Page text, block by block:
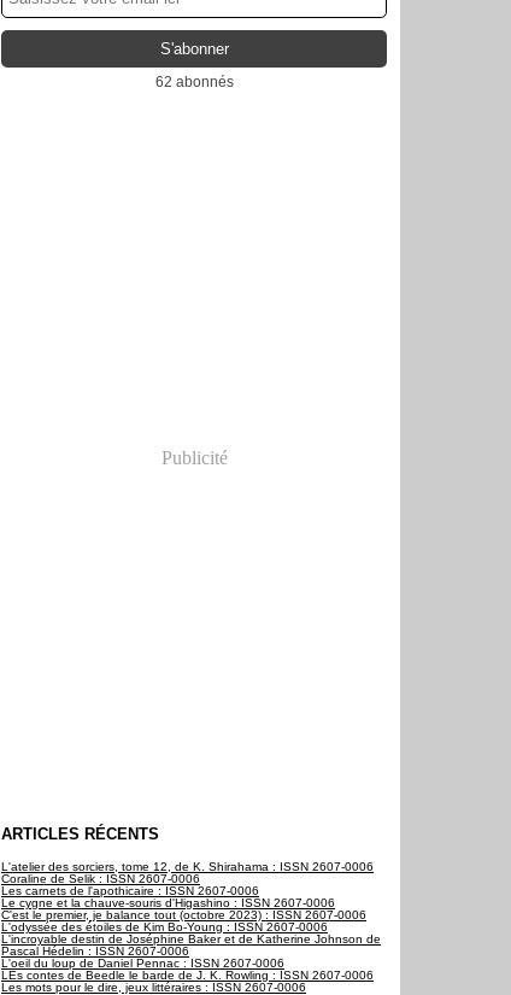
62 abonnés
Publicité
ARTICLES RÉCENTS
L'atelier des sorciers, tome 12, de K. Shirahama : ISSN 2607-0006
Coraline de Selik : ISSN 2607-0006
Les carnets de l'apothicaire : ISSN 2607-0006
Le cygne et la chauve-souris d'Higashino : ISSN 2607-0006
C'est le premier, je balance tout (octobre 2023) : ISSN 2607-0006
L'odyssée des étoiles de Kim Bo-Young : ISSN 2607-0006
L'incroyable destin de Joséphine Baker et de Katherine Johnson de
Pascal Hédelin : ISSN 2607-0006
L'oeil du loup de Daniel Pennac : ISSN 2607-0006
LEs contes de Beedle le barde de J. K. Rowling : ISSN 2607-0006
Les mots pour le dire, jeux littéraires : ISSN 2607-0006